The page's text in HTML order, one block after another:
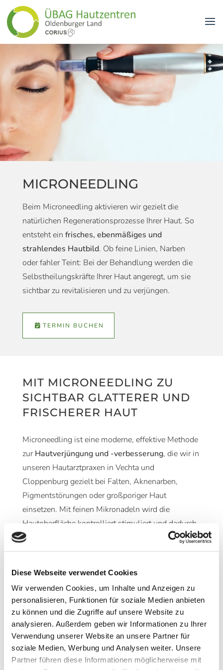
Diese Webseite verwendet Cookies
Wir verwenden Cookies, um Inhalte und Anzeigen zu
personalisieren, Funktionen für soziale Medien anbieten
zu können und die Zugriffe auf unsere Website zu
analysieren. Außerdem geben wir Informationen zu Ihrer
Verwendung unserer Website an unsere Partner für
soziale Medien, Werbung und Analysen weiter. Unsere
Partner führen diese Informationen möglicherweise mit
MICRONEEDLING
Beim Microneedling aktivieren wir gezielt die
natürlichen Regenerationsprozesse Ihrer Haut. So
entsteht ein frisches, ebenmäßiges und
strahlendes Hautbild. Ob feine Linien, Narben
oder fahler Teint: Bei der Behandlung werden die
Selbstheilungskräfte Ihrer Haut angeregt, um sie
sichtbar zu revitalisieren und zu verjüngen.
TERMIN BUCHEN
MIT MICRONEEDLING ZU
SICHTBAR GLATTERER UND
FRISCHERER HAUT
Microneedling ist eine moderne, effektive Methode
zurHautverjüngung und -verbesserung, die wir in
unseren Hautarztpraxen in Vechta und
Cloppenburg gezielt bei Falten, Aknenarben,
Pigmentstörungen oder großporiger Haut
einsetzen. Mit feinen Mikronadeln wird die
Hautoberfläche kontrolliert stimuliert und dadurch
zur natürlichen Regeneration angeregt – ganz ohne
OP.
Behandlung
Ablauf
Ihre Vorteile